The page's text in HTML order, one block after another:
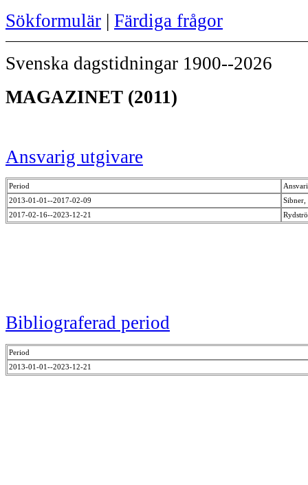
Sökformulär | Färdiga frågor
Svenska dagstidningar 1900--2026
MAGAZINET (2011)
Ansvarig utgivare
Period
2013-01-01--2017-02-09
2017-02-16--2023-12-21
Bibliograferad period
Period
2013-01-01--2023-12-21